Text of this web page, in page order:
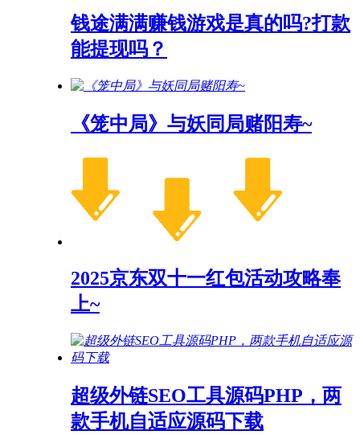
钱途满满赚钱游戏是真的吗?打款
能提现吗？
《笼中局》与妖同局赌阳寿~
2025京东双十一红包活动攻略奉
上~
超级外链SEO工具源码PHP，两
款手机自适应源码下载